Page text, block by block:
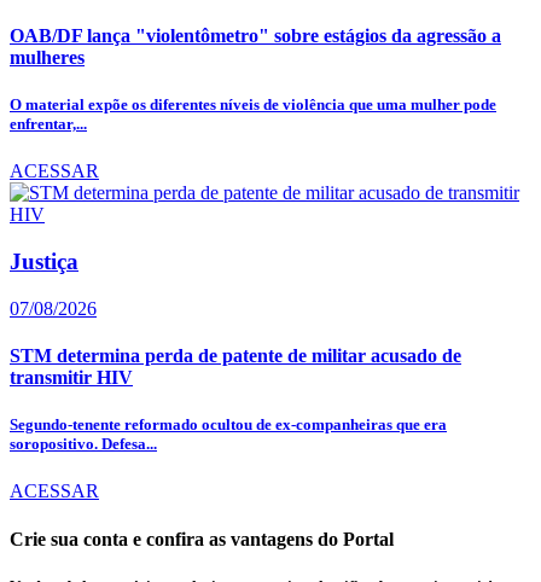
OAB/DF lança "violentômetro" sobre estágios da agressão a
mulheres
O material expõe os diferentes níveis de violência que uma mulher pode
enfrentar,...
ACESSAR
Justiça
07/08/2026
STM determina perda de patente de militar acusado de
transmitir HIV
Segundo-tenente reformado ocultou de ex-companheiras que era
soropositivo. Defesa...
ACESSAR
Crie sua conta e confira as vantagens do Portal